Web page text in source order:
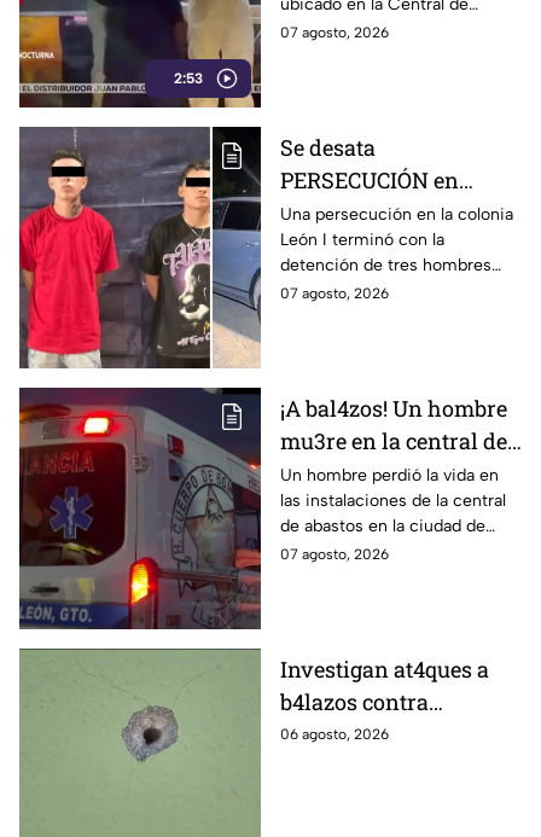
2:53
hombre, en León
ubicado en la Central de
Abastos de León. Sujetos
07 agosto, 2026
Se desata
PERSECUCIÓN en
colonia León I: Así
IDENTIFICARON y
DETUVIERON a tres
hombres, en León
Una persecución en la colonia
León I terminó con la
detención de tres hombres
que viajaban en una
07 agosto, 2026
¡A bal4zos! Un hombre
mu3re en la central de
abastos; esto es lo que
se sabe
Un hombre perdió la vida en
las instalaciones de la central
de abastos en la ciudad de
León, tras ser víctima de un
07 agosto, 2026
Investigan at4ques a
b4lazos contra
distintos domicilios en
06 agosto, 2026